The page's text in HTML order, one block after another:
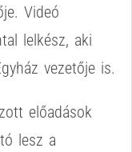
Videó
lelkész, aki
vezetője is.
előadások
lesz a